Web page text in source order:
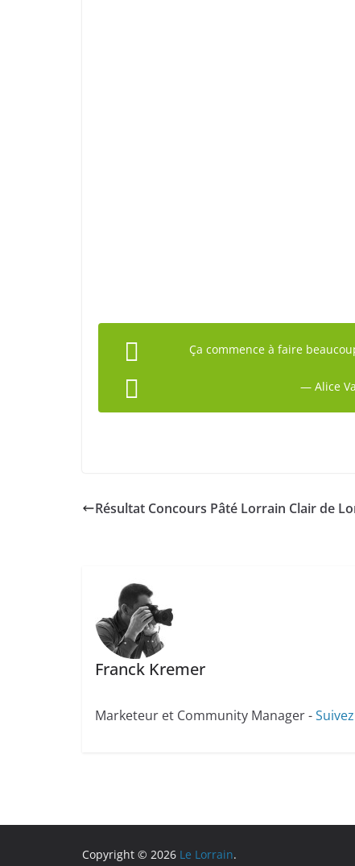
Ça commence à faire
— Alice
Résultat Concours Pâté Lorrain Clair de
Franck Kremer
Marketeur et Community Manager -
Copyright © 2026 Le Lorrain.